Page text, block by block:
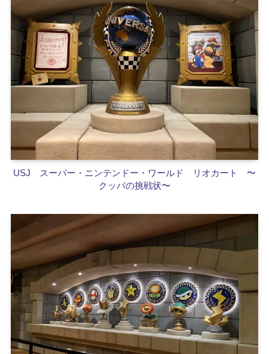
USJ スーパー・ニンテンドー・ワールド
リオカート 〜
クッパの挑戦状〜